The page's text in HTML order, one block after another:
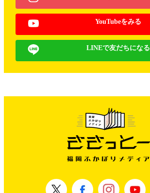
YouTubeをみる
LINEで友だちになる